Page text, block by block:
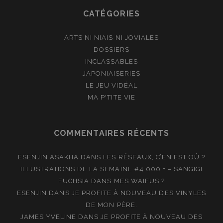
CATÉGORIES
ARTS NI NIAIS NI JOVIALES
DOSSIERS
INCLASSABLES
JAPONIAISERIES
LE JEU VIDÉAL
MA P'TITE VIE
COMMENTAIRES RÉCENTS
ESENJIN ASAKHA DANS LES RÉSEAUX, C’EN EST OÙ ?
ILLUSTRATIONS DE LA SEMAINE #4.000 + – SANGIGI
FUCHSIA DANS MES WAIFUS ?
ESENJIN DANS JE PROFITE À NOUVEAU DES VINYLES
DE MON PÈRE.
JAMES YVELINE DANSJE PROFITE À NOUVEAU DES